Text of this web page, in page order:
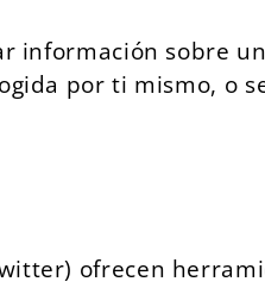
sobre
por ti mismo, o
ofrecen